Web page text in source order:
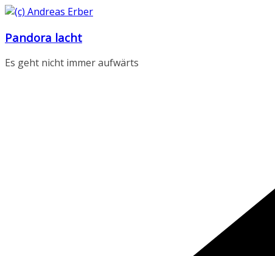
Zum
springen
Pandora lacht
Es geht nicht immer aufwärts